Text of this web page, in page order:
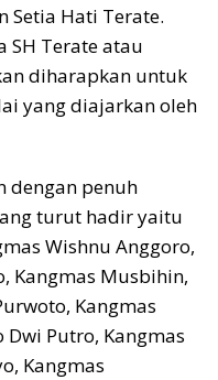
Setia Hati Terate.
SH Terate atau
diharapkan untuk
yang diajarkan oleh
dengan penuh
turut hadir yaitu
Wishnu Anggoro,
Kangmas Musbihin,
Kangmas
Putro, Kangmas
Kangmas